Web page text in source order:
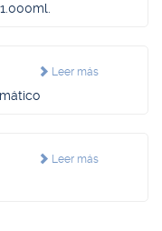
Leer más
Leer más